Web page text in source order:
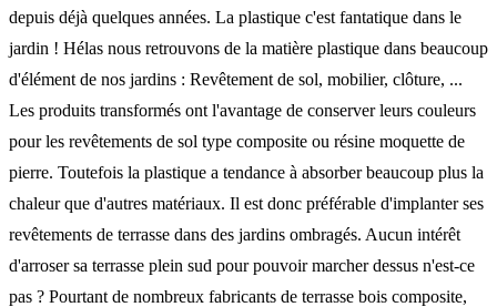
depuis déjà quelques années. La plastique c'est fantatique dans le
jardin ! Hélas nous retrouvons de la matière plastique dans beaucoup
d'élément de nos jardins : Revêtement de sol, mobilier, clôture, ...
Les produits transformés ont l'avantage de conserver leurs couleurs
pour les revêtements de sol type composite ou résine moquette de
pierre. Toutefois la plastique a tendance à absorber beaucoup plus la
chaleur que d'autres matériaux. Il est donc préférable d'implanter ses
revêtements de terrasse dans des jardins ombragés. Aucun intérêt
d'arroser sa terrasse plein sud pour pouvoir marcher dessus n'est-ce
pas ? Pourtant de nombreux fabricants de terrasse bois composite,